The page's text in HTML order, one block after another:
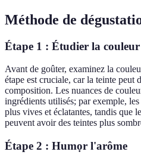
Méthode de
Étape 1 : Étudier la couleur
Avant de goûter, examinez la
étape est cruciale, car la teinte peut
composition. Les nuances de
ingrédients utilisés; par exemple,
plus vives et éclatantes, tandis que
peuvent avoir des teintes plus
Étape 2 : Humọr l'arôme